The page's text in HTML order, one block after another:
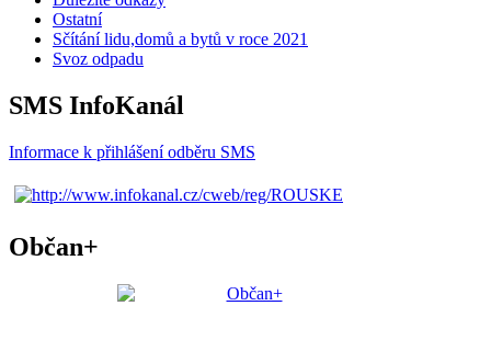
Ostatní
Sčítání lidu,domů a bytů v roce 2021
Svoz odpadu
SMS InfoKanál
Informace k přihlášení odběru SMS
Občan+